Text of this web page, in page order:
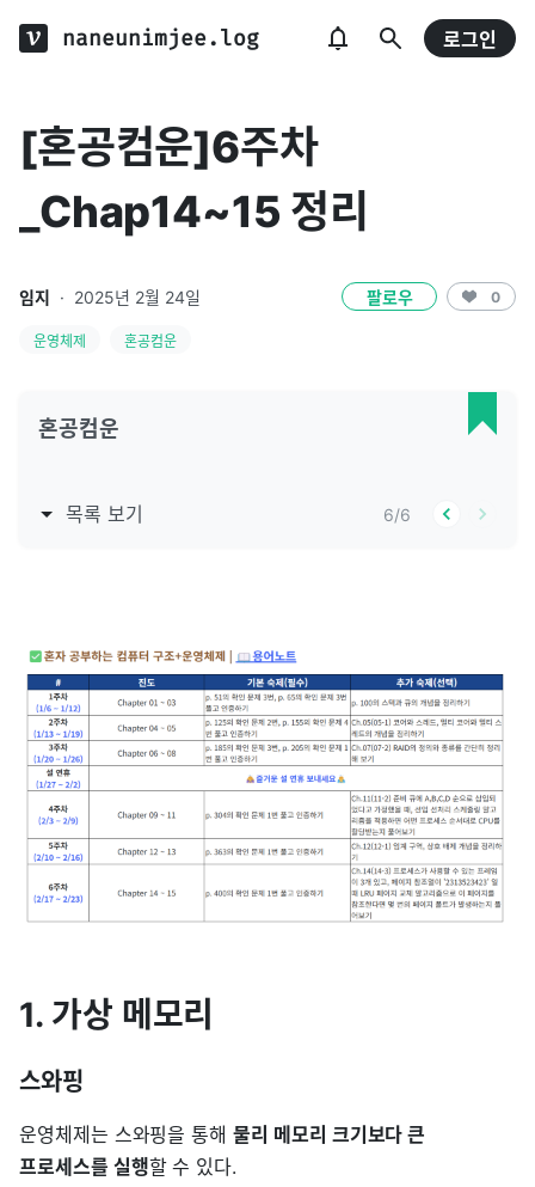
naneunimjee.log 로그인
[혼공컴운]6주차
_Chap14~15 정리
임지 · 2025년 2월 24일 팔로우 0
운영체제 혼공컴운
혼공컴운
목록 보기 6/6
1. 가상 메모리
스와핑
운영체제는 스와핑을 통해물리 메모리 크기보다 큰
프로세스를 실행할 수 있다.